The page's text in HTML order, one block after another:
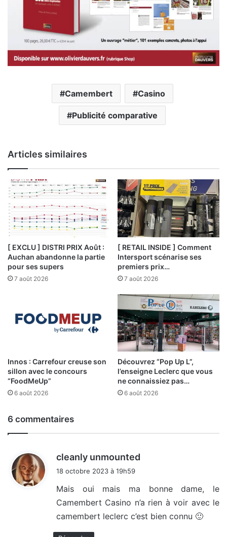
Camembert Casino
Publicité comparative
Articles similaires
[ EXCLU ] DISTRI PRIX Août :
Auchan abandonne la partie
pour ses supers
7 août 2026
[ RETAIL INSIDE ] Comment
Intersport scénarise ses
premiers prix…
7 août 2026
Innos : Carrefour creuse son
sillon avec le concours
“FoodMeUp”
6 août 2026
Découvrez “Pop Up L”,
l’enseigne Leclerc que vous
ne connaissiez pas…
6 août 2026
6 commentaires
cleanly unmounted
:
18 octobre 2023 à 19h59
Mais oui mais ma bonne dame, le
Camembert Casino n’a rien à voir avec le
camembert leclerc c’est bien connu 🙂